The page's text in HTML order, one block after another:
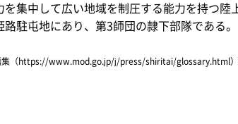
を集中して広い地域を制圧する能力を持つ陸
駐屯地にあり、第3師団の隷下部隊である。
（https://www.mod.go.jp/j/press/shiritai/glossary.html）